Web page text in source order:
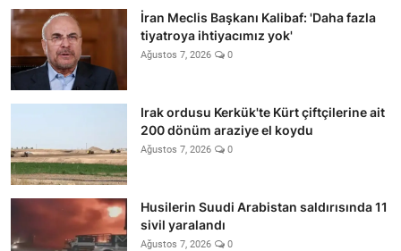
İran Meclis Başkanı Kalibaf: 'Daha fazla
tiyatroya ihtiyacımız yok'
Ağustos 7, 2026 0
Irak ordusu Kerkük'te Kürt çiftçilerine ait
200 dönüm araziye el koydu
Ağustos 7, 2026 0
Husilerin Suudi Arabistan saldırısında 11
sivil yaralandı
Ağustos 7, 2026 0